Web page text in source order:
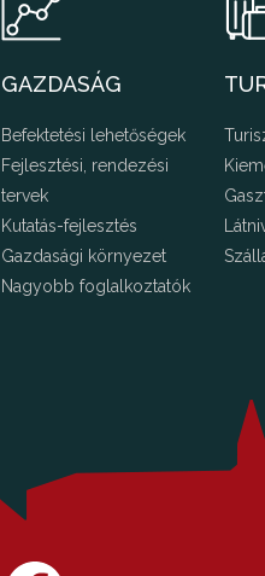
GAZDASÁG
Befektetési lehetőségek
Fejlesztési, rendezési
tervek
Kutatás-fejlesztés
Gazdasági környezet
Nagyobb foglalkoztatók